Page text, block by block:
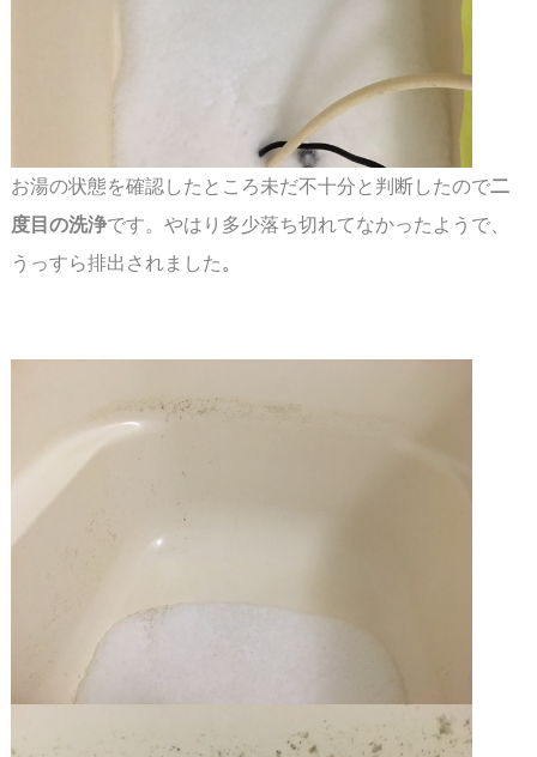
お湯の状態を確認したところ未だ不十分と判断したので二
度目の洗浄です。やはり多少落ち切れてなかったようで、
うっすら排出されました 。